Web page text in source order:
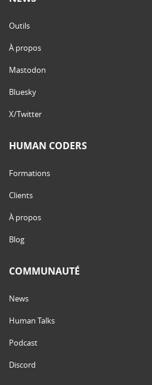
Outils
À propos
Mastodon
Bluesky
X/Twitter
HUMAN CODERS
Formations
Clients
À propos
Blog
COMMUNAUTÉ
News
Human Talks
Podcast
Discord